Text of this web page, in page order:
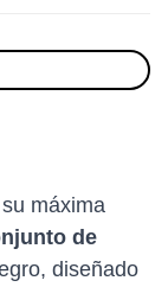
máxima
de
diseñado